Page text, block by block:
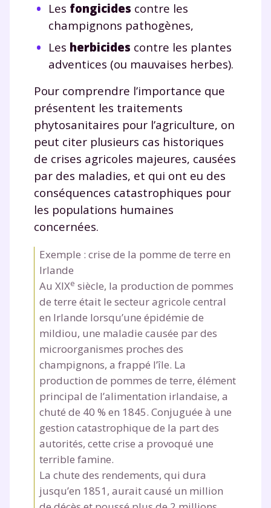
Les fongicides contre les
champignons pathogènes,
Les herbicides contre les plantes
adventices (ou mauvaises herbes).
Pour comprendre l’importance que
présentent les traitements
phytosanitaires pour l’agriculture, on
peut citer plusieurs cas historiques
de crises agricoles majeures, causées
par des maladies, et qui ont eu des
conséquences catastrophiques pour
les populations humaines
concernées.
Exemple : crise de la pomme de terre en
Irlande
Au XIXe siècle, la production de pommes
de terre était le secteur agricole central
en Irlande lorsqu’une épidémie de
mildiou, une maladie causée par des
microorganismes proches des
champignons, a frappé l’île. La
production de pommes de terre, élément
principal de l’alimentation irlandaise, a
chuté de 40 % en 1845. Conjuguée à une
gestion catastrophique de la part des
autorités, cette crise a provoqué une
terrible famine.
La chute des rendements, qui dura
jusqu’en 1851, aurait causé un million
Envie de progresser
et de réussir votre
année scolaire ?
Testez gratuitement
pendant 24h notre
plateforme de soutien
scolaire !
Fiches de cours et vidéos
corrigés, podcasts de révisions
espace dédié aux parents
pour
suivre les progrès